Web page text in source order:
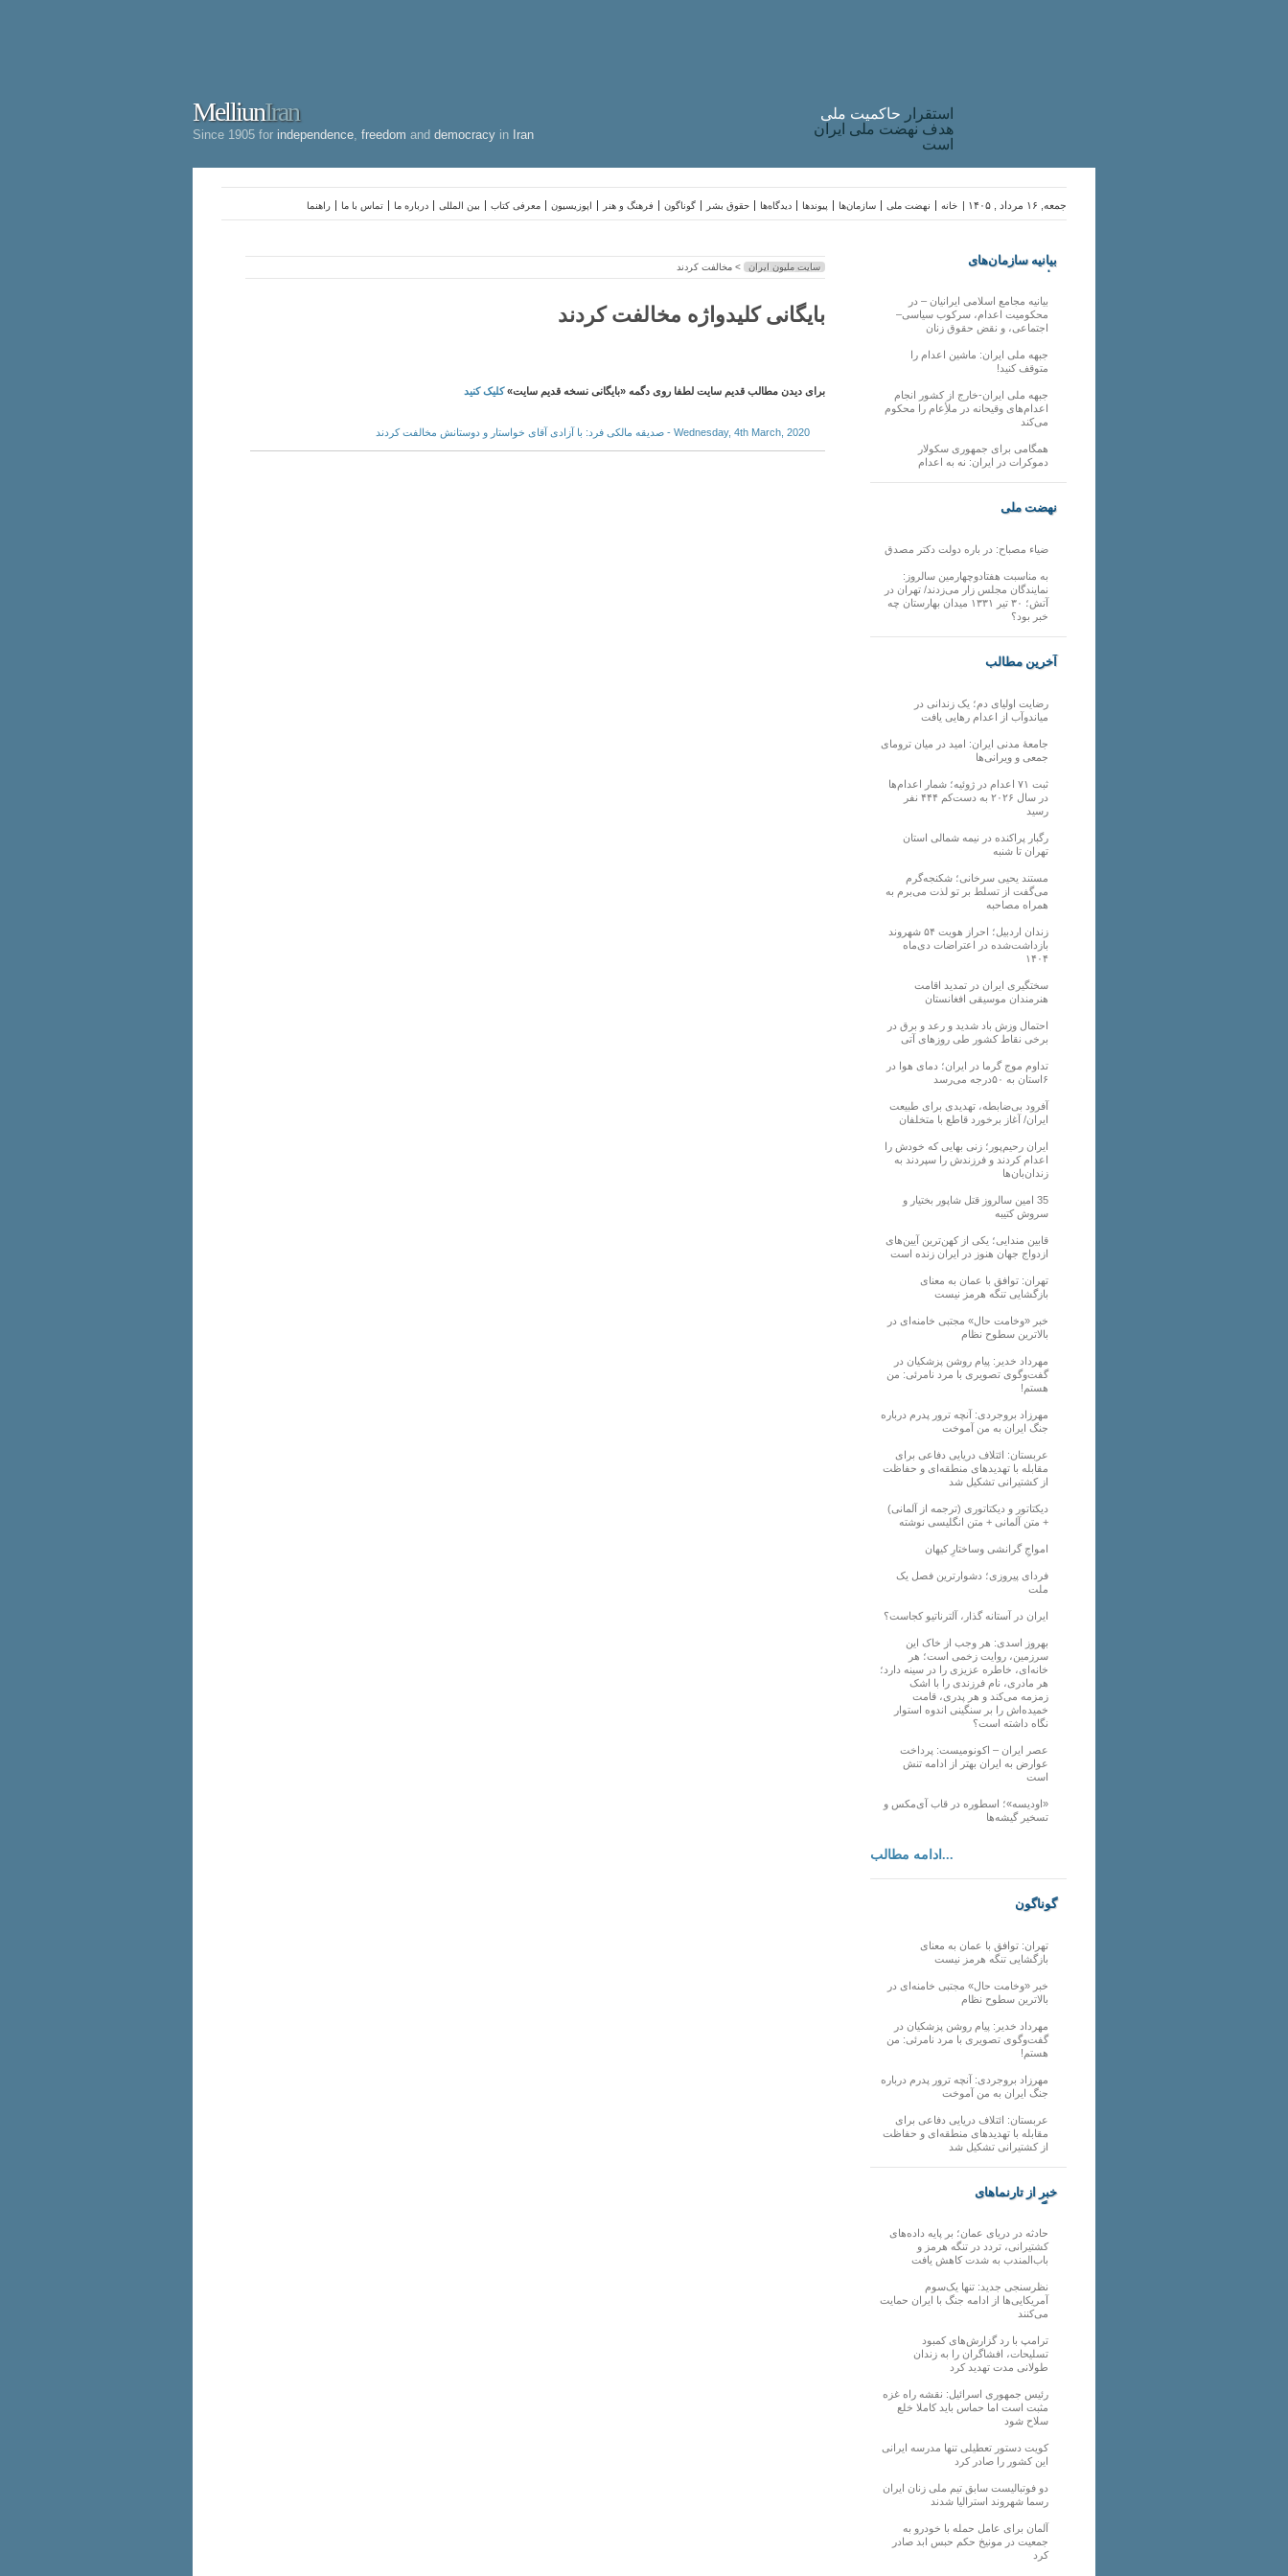
MelliunIran
Since 1905 for independence freedom and democracy in Iran
استقرار حاکميت ملی
هدف نهضت ملی ایران
است
راهنما تماس با ما درباره ما بین المللی معرفی کتاب اپوزیسیون فرهنگ و هنر گوناگون حقوق بشر دیدگاه‌ها پیوندها سازمان‌ها نهضت ملی خانه جمعه, ۱۶ مرداد , ۱۴۰۵ |
سایت ملیون ایران > مخالفت کردند
بایگانی کلیدواژه مخالفت کردند
برای دیدن مطالب قدیم سایت لطفا روی دگمه «بایگانی نسخه قدیم سایت»کلیک کنید
Wednesday, 4th March, 2020 - صدیقه مالکی فرد: با آزادی آقای خواستار و دوستانش مخالفت کردند
بیانیه سازمان‌های
ملی
بیانیه مجامع اسلامی ایرانیان – در
محکومیت اعدام، سرکوب سیاسی–
اجتماعی، و نقض حقوق زنان
جبهه ملی ایران: ماشین اعدام را
متوقف کنید!
جبهه ملی ایران-خارج از کشور انجام
اعدام‌های وقیحانه در ملأِعام را محکوم
می‌کند
همگامی برای جمهوری سکولار
دموکرات در ایران: نه به اعدام
نهضت ملی
ضیاء مصباح: در باره دولت دکتر مصدق
به مناسبت هفتادوچهارمین سالروز:
نمایندگان مجلس زار می‌زدند/ تهران در
آتش؛ ۳۰ تیر ۱۳۳۱ میدان بهارستان چه
خبر بود؟
آخرین مطالب
رضایت اولیای دم؛ یک زندانی در
میاندوآب از اعدام رهایی یافت
جامعهٔ مدنی ایران: امید در میان ترومای
جمعی و ویرانی‌ها
ثبت ۷۱ اعدام در ژوئیه؛ شمار اعدام‌ها
در سال ۲۰۲۶ به دست‌کم ۴۴۴ نفر
رسید
رگبار پراکنده در نیمه شمالی استان
تهران تا شنبه
مستند یحیی سرخانی؛ شکنجه‌گرم
می‌گفت از تسلط بر تو لذت می‌برم به
همراه مصاحبه
زندان اردبیل؛ احراز هویت ۵۴ شهروند
بازداشت‌شده در اعتراضات دی‌ماه
۱۴۰۴
سختگیری ایران در تمدید اقامت
هنرمندان موسیقی افغانستان
احتمال وزش باد شدید و رعد و برق در
برخی نقاط کشور طی روزهای آتی
تداوم موج گرما در ایران؛ دمای هوا در
۶استان به ۵۰درجه می‌رسد
آفرود بی‌ضابطه، تهدیدی برای طبیعت
ایران/ آغاز برخورد قاطع با متخلفان
ایران رحیم‌پور؛ زنی بهایی که خودش را
اعدام کردند و فرزندش را سپردند به
زندان‌بان‌ها
35 امین سالروز قتل شاپور بختیار و
سروش کتیبه
قابین مندایی؛ یکی از کهن‌ترین آیین‌های
ازدواج جهان هنوز در ایران زنده است
تهران: توافق با عمان به معنای
بازگشایی تنگه هرمز نیست
خبر «وخامت حال» مجتبی خامنه‌ای در
بالاترین سطوح نظام
مهرداد خدیر: پیام روشن پزشکیان در
گفت‌و‌گوی تصویری با مرد نامرئی: من
هستم!
مهرزاد بروجردی: آنچه ترور پدرم درباره
جنگ ایران به من آموخت
عربستان: ائتلاف دریایی دفاعی برای
مقابله با تهدیدهای منطقه‌ای و حفاظت
از کشتیرانی تشکیل شد
دیکتاتور و دیکتاتوری (ترجمه از آلمانی)
+ متن آلمانی + متن انگلیسی نوشته
‌امواجِ گرانشی وساختارِ کیهان
فردای پیروزی؛ دشوارترین فصل یک
ملت
ایران در آستانه گذار، آلترناتیو کجاست؟
بهروز اسدی: هر وجب از خاک‌ این
سرزمین، روایت زخمی است؛ هر
خانه‌ای، خاطره عزیزی را در سینه دارد؛
هر مادری، نام فرزندی را با اشک
زمزمه می‌کند و هر پدری، قامت
خمیده‌اش را بر سنگینی اندوه استوار
نگاه داشته است؟
عصر ایران – اکونومیست: پرداخت
عوارض به ایران بهتر از ادامه تنش
است
«اودیسه»؛ اسطوره در قاب آی‌مکس و
تسخیر گیشه‌ها
ادامه مطالب...
گوناگون
تهران: توافق با عمان به معنای
بازگشایی تنگه هرمز نیست
خبر «وخامت حال» مجتبی خامنه‌ای در
بالاترین سطوح نظام
مهرداد خدیر: پیام روشن پزشکیان در
گفت‌و‌گوی تصویری با مرد نامرئی: من
هستم!
مهرزاد بروجردی: آنچه ترور پدرم درباره
جنگ ایران به من آموخت
عربستان: ائتلاف دریایی دفاعی برای
مقابله با تهدیدهای منطقه‌ای و حفاظت
از کشتیرانی تشکیل شد
خبر از تارنماهای
دیگر
حادثه در دریای عمان؛ بر پایه داده‌های
کشتیرانی، تردد در تنگه هرمز و
باب‌المندب به شدت کاهش یافت
نظرسنجی جدید: تنها یک‌سوم
آمریکایی‌ها از ادامه جنگ با ایران حمایت
می‌کنند
ترامپ با رد گزارش‌های کمبود
تسلیحات، افشاگران را به زندان
طولانی مدت تهدید کرد
رئیس‌ جمهوری اسرائیل: نقشه راه غزه
مثبت است اما حماس باید کاملا خلع
سلاح شود
کویت دستور تعطیلی تنها مدرسه ایرانی
این کشور را صادر کرد
دو فوتبالیست سابق تیم ملی زنان ایران
رسما شهروند استرالیا شدند
آلمان برای عامل حمله با خودرو به
جمعیت در مونیخ حکم حبس ابد صادر
کرد